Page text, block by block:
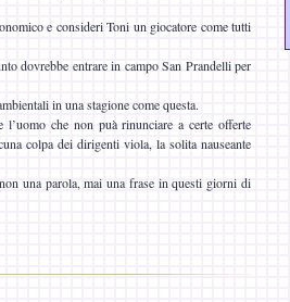
e consideri Toni un giocatore come tutti
dovrebbe entrare in campo San Prandelli per
in una stagione come questa.
che non puà rinunciare a certe offerte
colpa dei dirigenti viola, la solita nauseante
una parola, mai una frase in questi giorni di